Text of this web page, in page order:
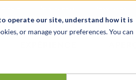
operate our site, understand how it is
or manage your preferences. You can